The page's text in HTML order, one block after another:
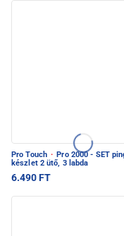
Pro Touch · Pro 2000 - SET
készlet 2 ütő, 3 labda
6.490 FT